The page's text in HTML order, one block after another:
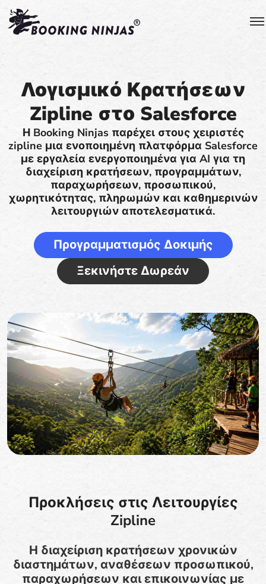
Λογισμικό Κρατήσεων
Zipline στο Salesforce
Η Booking Ninjas παρέχει στους χειριστές
zipline μια ενοποιημένη πλατφόρμα Salesforce
με εργαλεία ενεργοποιημένα για AI για τη
διαχείριση κρατήσεων, προγραμμάτων,
παραχωρήσεων, προσωπικού,
χωρητικότητας, πληρωμών και καθημερινών
λειτουργιών αποτελεσματικά.
Προγραμματισμός Δοκιμής
Ξεκινήστε Δωρεάν
Προκλήσεις στις Λειτουργίες
Zipline
Η διαχείριση κρατήσεων χρονικών
διαστημάτων, αναθέσεων προσωπικού,
παραχωρήσεων και επικοινωνίας με